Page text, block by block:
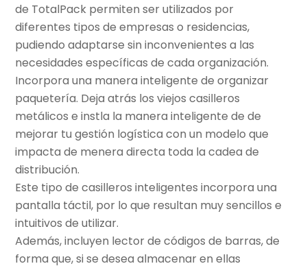
de TotalPack permiten ser utilizados por
diferentes tipos de empresas o residencias,
pudiendo adaptarse sin inconvenientes a las
necesidades específicas de cada organización.
Incorpora una manera inteligente de organizar
paquetería. Deja atrás los viejos casilleros
metálicos e instla la manera inteligente de de
mejorar tu gestión logística con un modelo que
impacta de menera directa toda la cadea de
distribución.
Este tipo de casilleros inteligentes incorpora una
pantalla táctil, por lo que resultan muy sencillos e
intuitivos de utilizar.
Además, incluyen lector de códigos de barras, de
forma que, si se desea almacenar en ellas